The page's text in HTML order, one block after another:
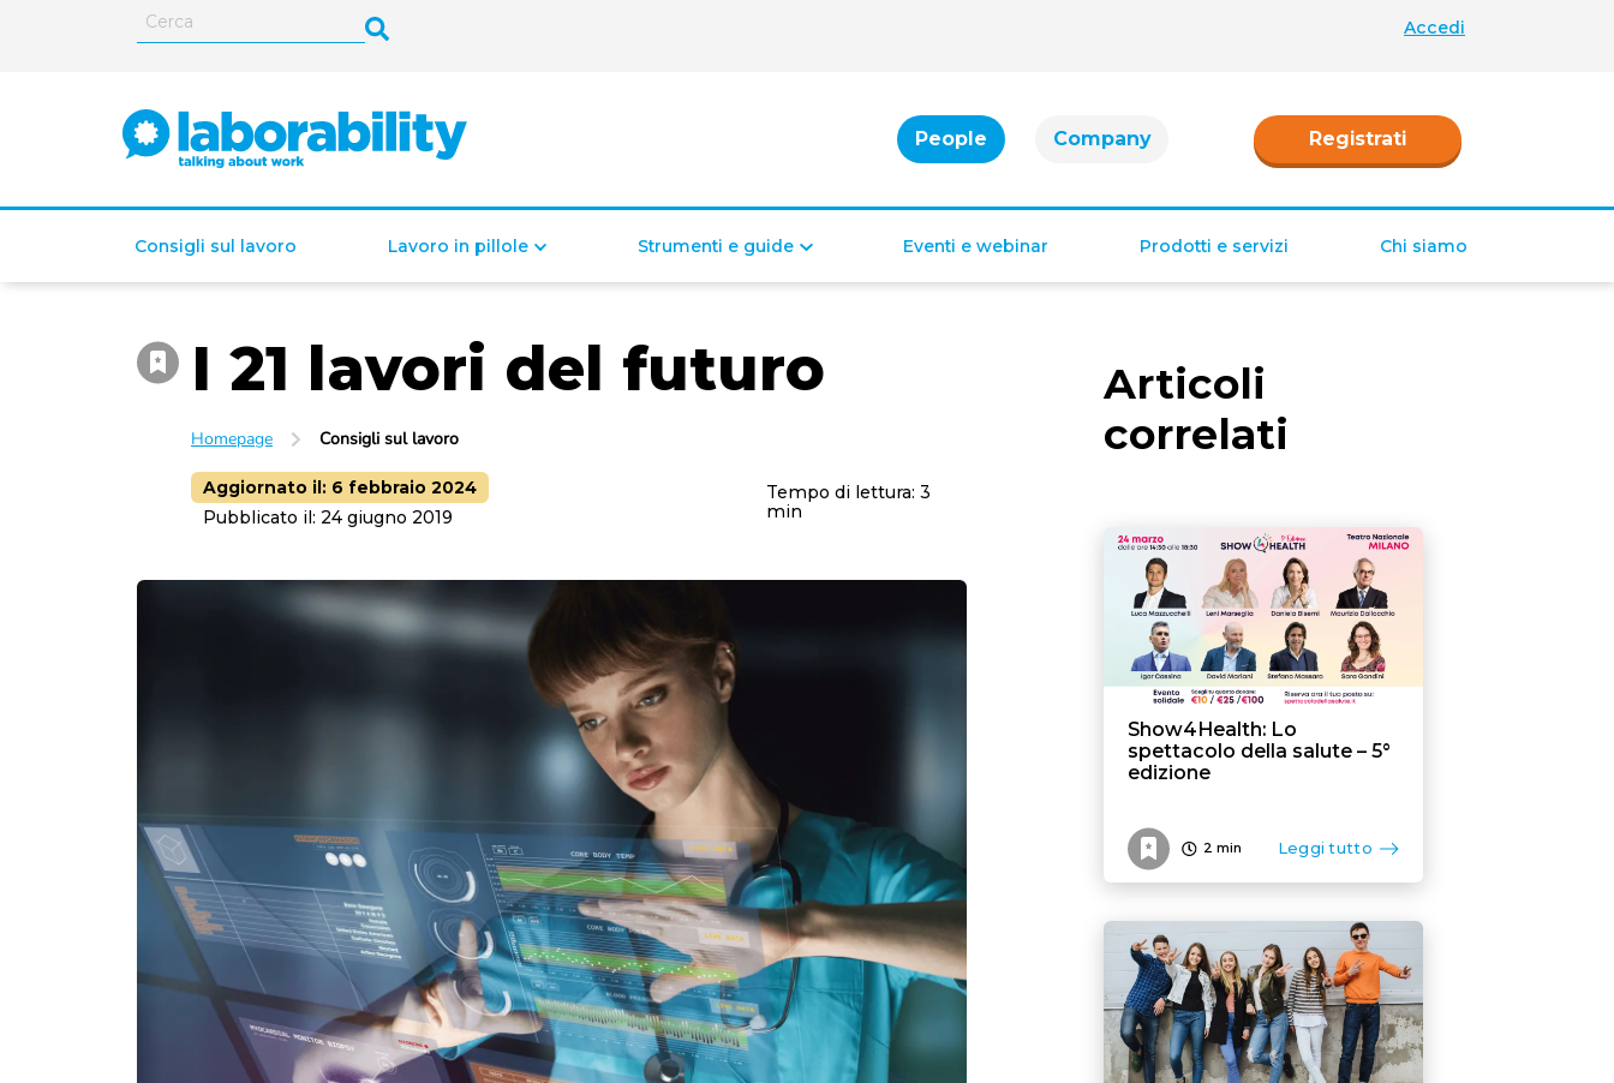
Accedi
People Company Registrati
Consigli sul lavoro Lavoro in pillole
ISEE (Indicatore della
Situazione Economica
Indennità di disoccupazione
Tredicesima e
TFR
Lavoro autonomo
Orario di lavoro
Malattia
Infortunio sul lavoro
Mobbing sul lavoro
Enti bilaterali
Fondo pensione
Fringe benefit
Flexible benefit
Strumenti e guide Eventi e webinar Prodotti e servizi Chi siamo
I 21 lavori del futuro
Homepage Consigli sul lavoro
Aggiornato il: 6 febbraio 2024
Pubblicato il: 24 giugno 2019
Tempo di lettura:3
min
Articoli
correlati
Show4Health: Lo
spettacolo della salute – 5°
edizione
2 min Leggi tutto